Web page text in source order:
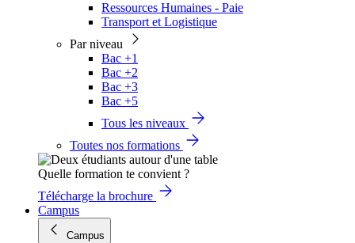
Ressources Humaines - Paie
Transport et Logistique
Par niveau
Bac +1
Bac +2
Bac +3
Bac +5
Tous les niveaux
Toutes nos formations
Quelle formation te convient ?
Télécharge la brochure
Campus
Campus